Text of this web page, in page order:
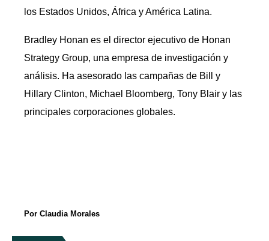
los Estados Unidos, África y América Latina.
Bradley Honan es el director ejecutivo de Honan
Strategy Group, una empresa de investigación y
análisis. Ha asesorado las campañas de Bill y
Hillary Clinton, Michael Bloomberg, Tony Blair y las
principales corporaciones globales.
Por Claudia Morales